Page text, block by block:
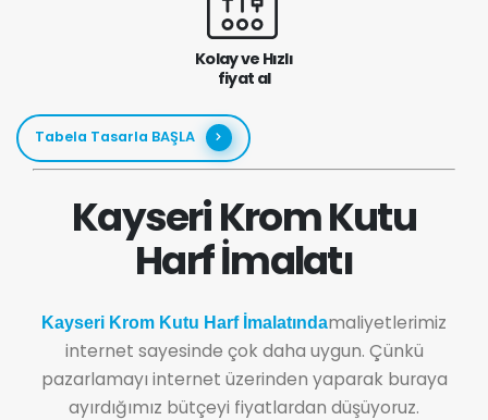
Kolay ve Hızlı
fiyat al
Tabela Tasarla BAŞLA
Kayseri Krom Kutu
Harf İmalatı
Kayseri Krom Kutu Harf İmalatındamaliyetlerimiz
internet sayesinde çok daha uygun. Çünkü
pazarlamayı internet üzerinden yaparak buraya
ayırdığımız bütçeyi fiyatlardan düşüyoruz.